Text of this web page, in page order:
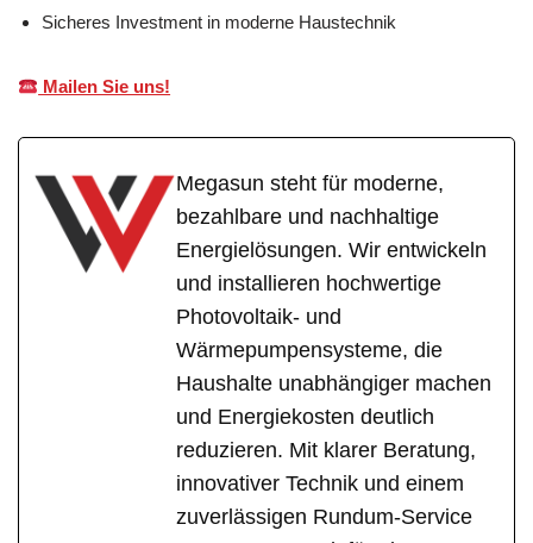
Sicheres Investment in moderne Haustechnik
Mailen Sie uns!
Megasun steht für moderne,
bezahlbare und nachhaltige
Energielösungen. Wir entwickeln
und installieren hochwertige
Photovoltaik- und
Wärmepumpensysteme, die
Haushalte unabhängiger machen
und Energiekosten deutlich
reduzieren. Mit klarer Beratung,
innovativer Technik und einem
zuverlässigen Rundum-Service